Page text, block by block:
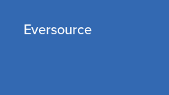
Eversource